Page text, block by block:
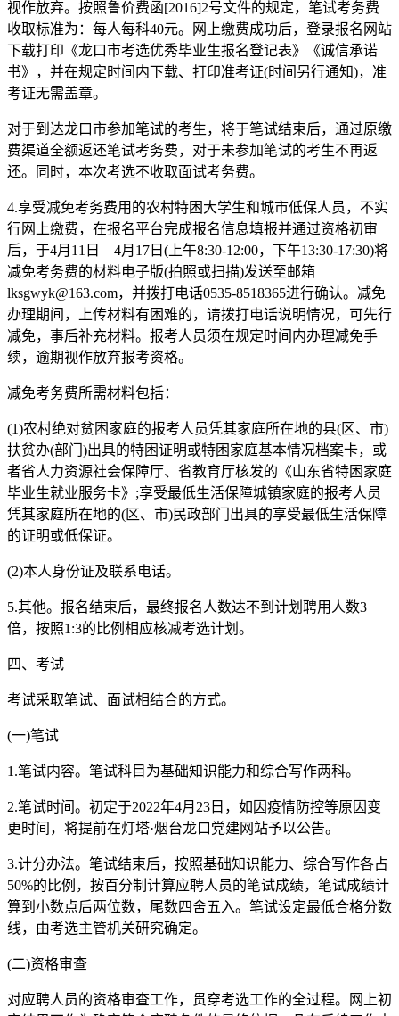
视作放弃。按照鲁价费函[2016]2号文件的规定，笔试考务费
收取标准为：每人每科40元。网上缴费成功后，登录报名网站
下载打印《龙口市考选优秀毕业生报名登记表》《诚信承诺
书》，并在规定时间内下载、打印准考证(时间另行通知)，准
考证无需盖章。
对于到达龙口市参加笔试的考生，将于笔试结束后，通过原缴
费渠道全额返还笔试考务费，对于未参加笔试的考生不再返
还。同时，本次考选不收取面试考务费。
4.享受减免考务费用的农村特困大学生和城市低保人员，不实
行网上缴费，在报名平台完成报名信息填报并通过资格初审
后，于4月11日—4月17日(上午8:30-12:00，下午13:30-17:30)将
减免考务费的材料电子版(拍照或扫描)发送至邮箱
lksgwyk@163.com，并拨打电话0535-8518365进行确认。减免
办理期间，上传材料有困难的，请拨打电话说明情况，可先行
减免，事后补充材料。报考人员须在规定时间内办理减免手
续，逾期视作放弃报考资格。
减免考务费所需材料包括：
(1)农村绝对贫困家庭的报考人员凭其家庭所在地的县(区、市)
扶贫办(部门)出具的特困证明或特困家庭基本情况档案卡，或
者省人力资源社会保障厅、省教育厅核发的《山东省特困家庭
毕业生就业服务卡》;享受最低生活保障城镇家庭的报考人员
凭其家庭所在地的(区、市)民政部门出具的享受最低生活保障
的证明或低保证。
(2)本人身份证及联系电话。
5.其他。报名结束后，最终报名人数达不到计划聘用人数3
倍，按照1:3的比例相应核减考选计划。
四、考试
考试采取笔试、面试相结合的方式。
(一)笔试
1.笔试内容。笔试科目为基础知识能力和综合写作两科。
2.笔试时间。初定于2022年4月23日，如因疫情防控等原因变
更时间，将提前在灯塔·烟台龙口党建网站予以公告。
3.计分办法。笔试结束后，按照基础知识能力、综合写作各占
50%的比例，按百分制计算应聘人员的笔试成绩，笔试成绩计
算到小数点后两位数，尾数四舍五入。笔试设定最低合格分数
线，由考选主管机关研究确定。
(二)资格审查
对应聘人员的资格审查工作，贯穿考选工作的全过程。网上初